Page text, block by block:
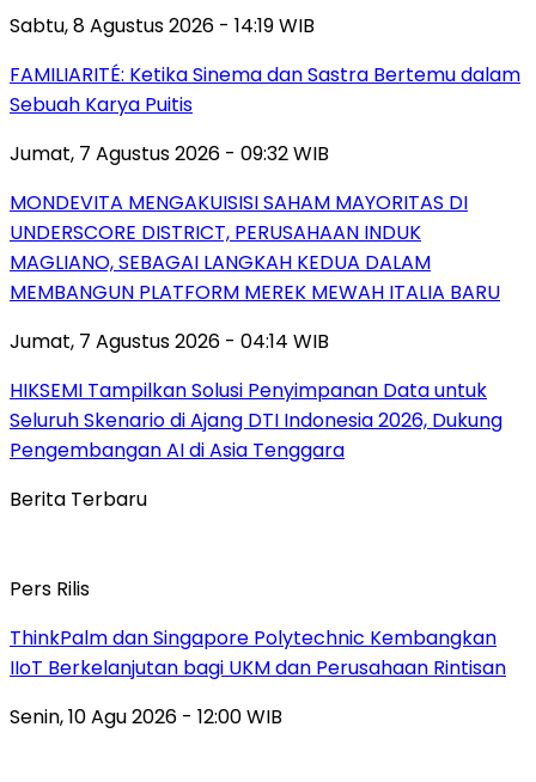
Sabtu, 8 Agustus 2026 - 14:19 WIB
FAMILIARITÉ: Ketika Sinema dan Sastra Bertemu dalam
Sebuah Karya Puitis
Jumat, 7 Agustus 2026 - 09:32 WIB
MONDEVITA MENGAKUISISI SAHAM MAYORITAS DI
UNDERSCORE DISTRICT, PERUSAHAAN INDUK
MAGLIANO, SEBAGAI LANGKAH KEDUA DALAM
MEMBANGUN PLATFORM MEREK MEWAH ITALIA BARU
Jumat, 7 Agustus 2026 - 04:14 WIB
HIKSEMI Tampilkan Solusi Penyimpanan Data untuk
Seluruh Skenario di Ajang DTI Indonesia 2026, Dukung
Pengembangan AI di Asia Tenggara
Berita Terbaru
Pers Rilis
ThinkPalm dan Singapore Polytechnic Kembangkan
IIoT Berkelanjutan bagi UKM dan Perusahaan Rintisan
Senin, 10 Agu 2026 - 12:00 WIB